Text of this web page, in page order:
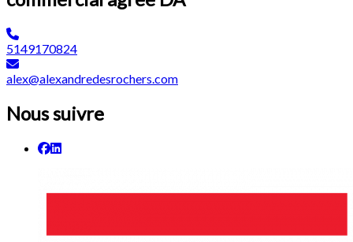
5149170824
alex@alexandredesrochers.com
Nous suivre